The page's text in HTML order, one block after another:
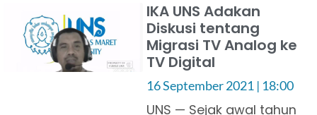
IKA UNS Adakan
Diskusi tentang
Migrasi TV Analog ke
TV Digital
16 September 2021 18:00
UNS — Sejak awal tahun